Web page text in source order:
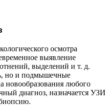
осмотра
выявление
выделений и т. д.
но и подмышечные
новообразования любого
диагноз, назначается УЗИ